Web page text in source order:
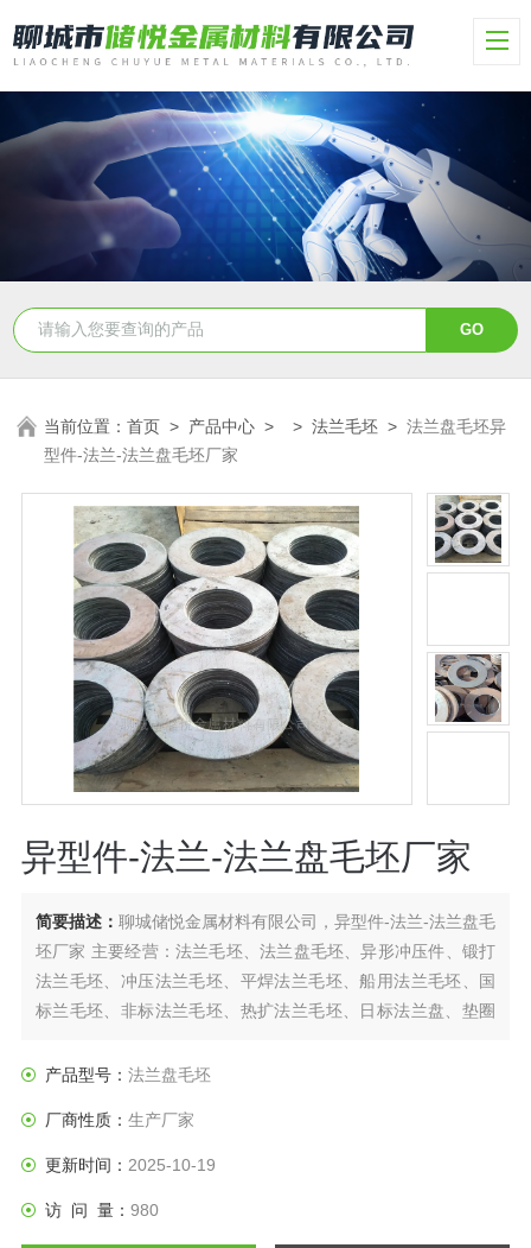
当前位置：首页 > 产品中心 > >法兰毛坯 >法兰盘毛坯异
型件-法兰-法兰盘毛坯厂家
异型件-法兰-法兰盘毛坯厂家
简要描述： 聊城储悦金属材料有限公司，异型件-法兰-法兰盘毛
坯厂家 主要经营：法兰毛坯、法兰盘毛坯、异形冲压件、锻打
法兰毛坯、冲压法兰毛坯、平焊法兰毛坯、船用法兰毛坯、国
标兰毛坯、非标法兰毛坯、热扩法兰毛坯、日标法兰盘、垫圈
产品型号： 法兰盘毛坯
厂商性质： 生产厂家
更新时间： 2025-10-19
访 问 量： 980